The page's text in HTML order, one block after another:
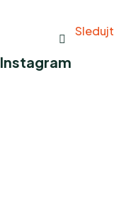
Instagram